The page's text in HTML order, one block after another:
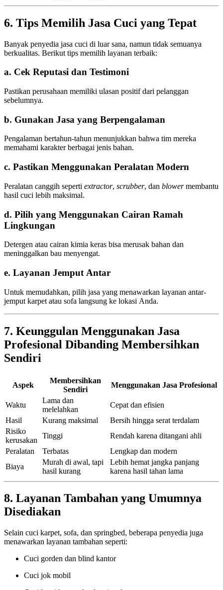
6. Tips Memilih Jasa Cuci yang Tepat
Banyak penyedia jasa cuci di luar sana, namun tidak semuanya
berkualitas. Berikut tips memilih layanan terbaik:
a. Cek Reputasi dan Testimoni
Pastikan perusahaan memiliki ulasan positif dari pelanggan
sebelumnya.
b. Gunakan Jasa yang Berpengalaman
Pengalaman bertahun-tahun menunjukkan bahwa tim mereka
memahami karakter berbagai jenis bahan.
c. Pastikan Menggunakan Peralatan Modern
Peralatan canggih seperti extractor, scrubber, dan blowermembantu
hasil cuci lebih maksimal.
d. Pilih yang Menggunakan Cairan Ramah
Lingkungan
Detergen atau cairan kimia keras bisa merusak bahan dan
meninggalkan bau menyengat.
e. Layanan Jemput Antar
Untuk memudahkan, pilih jasa yang menawarkan layanan antar-
jemput karpet atau sofa langsung ke lokasi Anda.
7. Keunggulan Menggunakan Jasa
Profesional Dibanding Membersihkan
Sendiri
Aspek
Membersihkan
Sendiri
Menggunakan Jasa Profesional
Waktu
Lama dan
melelahkan
Cepat dan efisien
Hasil
Kurang maksimal
Bersih hingga serat terdalam
Risiko
kerusakan
Tinggi
Rendah karena ditangani ahli
Peralatan
Terbatas
Lengkap dan modern
Biaya
Murah di awal, tapi
hasil kurang
Lebih hemat jangka panjang
karena hasil tahan lama
8. Layanan Tambahan yang Umumnya
Disediakan
Selain cuci karpet, sofa, dan springbed, beberapa penyedia juga
menawarkan layanan tambahan seperti:
Cuci gorden dan blind kantor
Cuci jok mobil